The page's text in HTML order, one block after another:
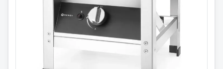
Gass Kokekrakk
6,0 kW / 147801